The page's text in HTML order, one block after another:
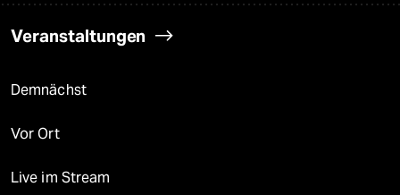
Veranstaltungen
Demnächst
Vor Ort
Live im Stream